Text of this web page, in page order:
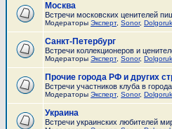
Москва
Встречи московских ценителей
Модераторы Эксперт, Sonor,
Санкт-Петербург
Встречи коллекционеров и
Модераторы Эксперт, Sonor,
Прочие города РФ и других
Встречи участников клуба в
Модераторы Эксперт, Sonor,
Украина
Встречи украинских любителей